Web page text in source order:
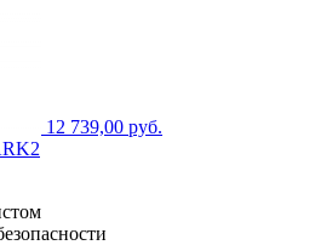
12 739,00 руб.